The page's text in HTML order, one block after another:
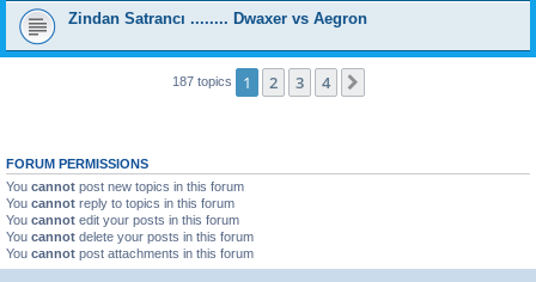
Zindan Satrancı ........ Dwaxer vs Aegron
187 topics 1 2 3 4
FORUM PERMISSIONS
You cannot post new topics in this forum
You cannot reply to topics in this forum
You cannot edit your posts in this forum
You cannot delete your posts in this forum
You cannot post attachments in this forum